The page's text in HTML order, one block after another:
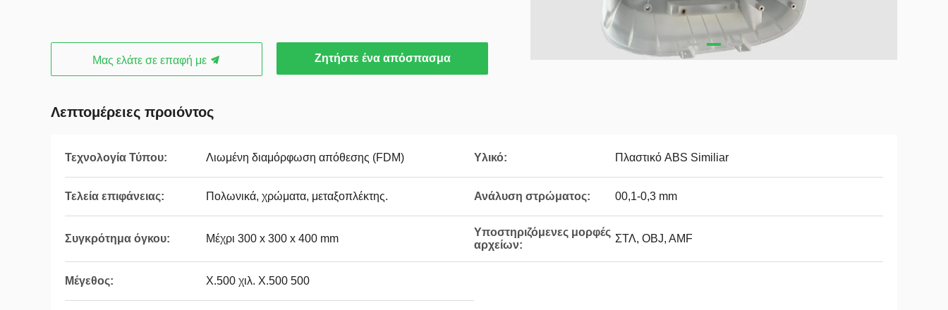
Μας ελάτε σε επαφή με Ζητήστε ένα απόσπασμα
Λεπτομέρειες προιόντος
Τεχνολογία Τύπου: Λιωμένη διαμόρφωση απόθεσης (FDM) Υλικό: Πλαστικό ABS Similiar
Τελεία επιφάνειας: Πολωνικά, χρώματα, μεταξοπλέκτης. Ανάλυση στρώματος: 00,1-0,3 mm
Συγκρότημα όγκου: Μέχρι 300 x 300 x 400 mm
Υποστηριζόμενες μορφές
αρχείων:
ΣΤΛ, OBJ, AMF
Μέγεθος: X.500 χιλ. X.500 500